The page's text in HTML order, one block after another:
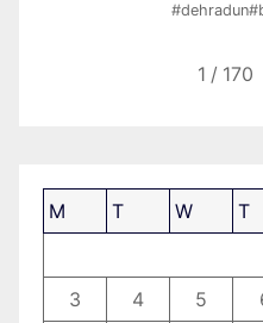
1 / 170
M T W T
3
4 5